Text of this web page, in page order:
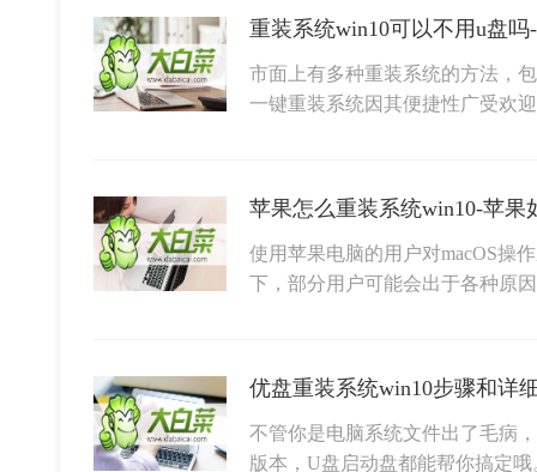
市面上有多种重装系统的方法，
一键重装系统因其便捷性广受欢
苹果怎么重装系统win10-苹果
使用苹果电脑的用户对macOS操
下，部分用户可能会出于各种原
优盘重装系统win10步骤和详
不管你是电脑系统文件出了毛病
版本，U盘启动盘都能帮你搞定